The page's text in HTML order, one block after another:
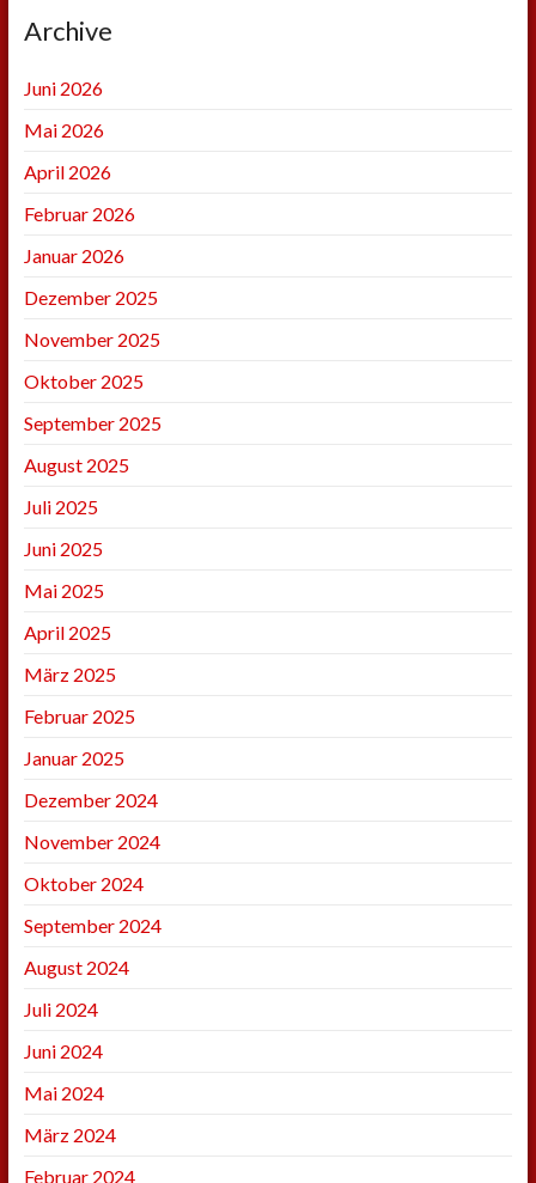
Archive
Juni 2026
Mai 2026
April 2026
Februar 2026
Januar 2026
Dezember 2025
November 2025
Oktober 2025
September 2025
August 2025
Juli 2025
Juni 2025
Mai 2025
April 2025
März 2025
Februar 2025
Januar 2025
Dezember 2024
November 2024
Oktober 2024
September 2024
August 2024
Juli 2024
Juni 2024
Mai 2024
März 2024
Februar 2024